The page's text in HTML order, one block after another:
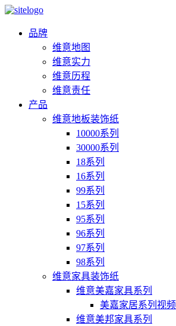
品牌
维意地图
维意实力
维意历程
维意责任
产品
维意地板装饰纸
10000系列
30000系列
18系列
16系列
99系列
15系列
95系列
96系列
97系列
98系列
维意家具装饰纸
维意美嘉家具系列
美嘉家居系列视频
维意美邦家具系列